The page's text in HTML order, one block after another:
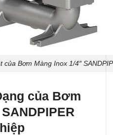
Bơm Màng Inox 1/4″
của Bơm